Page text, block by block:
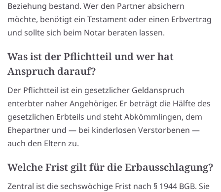
Beziehung bestand. Wer den Partner absichern
möchte, benötigt ein Testament oder einen Erbvertrag
und sollte sich beim Notar beraten lassen.
Was ist der Pflichtteil und wer hat
Anspruch darauf?
Der Pflichtteil ist ein gesetzlicher Geldanspruch
enterbter naher Angehöriger. Er beträgt die Hälfte des
gesetzlichen Erbteils und steht Abkömmlingen, dem
Ehepartner und — bei kinderlosen Verstorbenen —
auch den Eltern zu.
Welche Frist gilt für die Erbausschlagung?
Zentral ist die sechswöchige Frist nach § 1944 BGB. Sie